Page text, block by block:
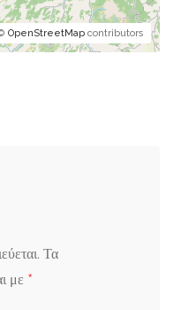
OpenStreetMap contributors
Τα
με *